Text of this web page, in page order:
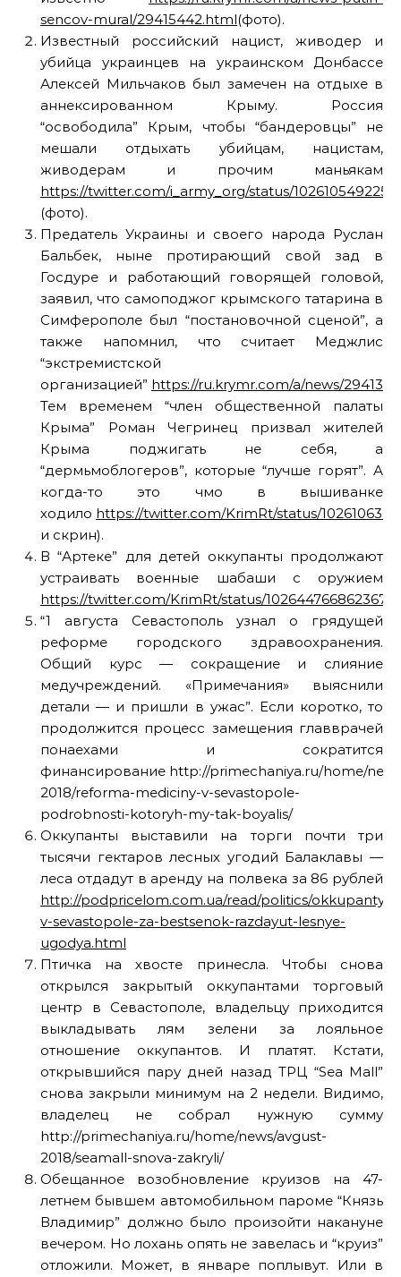
sencov-mural/29415442.html(фото).
Известный российский нацист, живодер и
убийца украинцев на украинском Донбассе
Алексей Мильчаков был замечен на отдыхе в
аннексированном Крыму. Россия
“освободила” Крым, чтобы “бандеровцы” не
мешали отдыхать убийцам, нацистам,
живодерам и прочим маньякам
https://twitter.com/i_army_org/status/
(фото).
Предатель Украины и своего народа Руслан
Бальбек, ныне протирающий свой зад в
Госдуре и работающий говорящей головой,
заявил, что самоподжог крымского татарина в
Симферополе был “постановочной сценой”, а
также напомнил, что считает Меджлис
“экстремистской
организацией” https://ru.krymr.com/a/news/
Тем временем “член общественной палаты
Крыма” Роман Чегринец призвал жителей
Крыма поджигать не себя, а
“дермьмоблогеров”, которые “лучше горят”. А
когда-то это чмо в вышиванке
ходило https://twitter.com/KrimRt/status/
и скрин).
В “Артеке” для детей оккупанты продолжают
устраивать военные шабаши с оружием
https://twitter.com/KrimRt/status/
“1 августа Севастополь узнал о грядущей
реформе городского здравоохранения.
Общий курс — сокращение и слияние
медучреждений. «Примечания» выяснили
детали — и пришли в ужас”. Если коротко, то
продолжится процесс замещения главврачей
понаехами и сократится
финансирование http://primechaniya.ru/home/
2018/reforma-mediciny-v-sevastopole-
podrobnosti-kotoryh-my-tak-boyalis/
Оккупанты выставили на торги почти три
тысячи гектаров лесных угодий Балаклавы —
леса отдадут в аренду на полвека за 86 рублей
http://podpricelom.com.ua/read/politics/okkupanty-
v-sevastopole-za-bestsenok-razdayut-lesnye-
ugodya.html
Птичка на хвосте принесла. Чтобы снова
открылся закрытый оккупантами торговый
центр в Севастополе, владельцу приходится
выкладывать лям зелени за лояльное
отношение оккупантов. И платят. Кстати,
открывшийся пару дней назад ТРЦ “Sea Mall”
снова закрыли минимум на 2 недели. Видимо,
владелец не собрал нужную сумму
http://primechaniya.ru/home/news/avgust-
2018/seamall-snova-zakryli/
Обещанное возобновление круизов на 47-
летнем бывшем автомобильном пароме “Князь
Владимир” должно было произойти накануне
вечером. Но лохань опять не завелась и “круиз”
отложили. Может, в январе поплывут. Или в